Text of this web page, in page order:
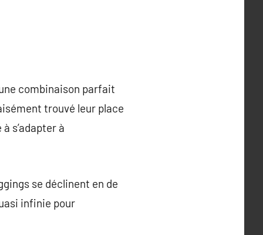
combinaison parfait
trouvé leur place
s’adapter à
se déclinent en de
infinie pour